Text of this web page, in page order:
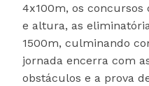
4x100m, os
e altura, as
1500m, culminando
jornada encerra com
obstáculos e a prova